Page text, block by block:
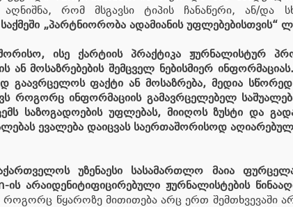
აღნიშნა, რომ მსგავსი ტიპის ჩანაწერი, ან/და
საქმეში „პარტნიორობა ადამიანის
ისე ქარტიის პრაქტიკა ჟურნალისტურ
ან მოსაზრებების შემცველ ნებისმიერ
გაავრცელოს ფაქტი ან მოსაზრება, მედია
როგორც ინფორმაციის გამავრცელებელ
საზოგადოების უფლებას, მიიღოს ზუსტი და
ევალება დაიცვას საერთაშორისოდ
უზენაესი სასამართლო მაია
ის არაიდენიტიფიცირებული ჟურნალისტების
როგორც წყაროზე მითითება არც ერთ შემთხვევაში